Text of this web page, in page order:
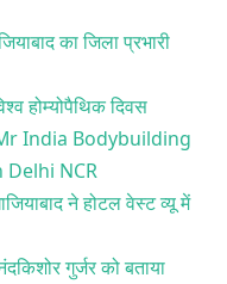
का जिला प्रभारी
होम्योपैथिक दिवस
India Bodybuilding
NCR
ने होटल वेस्ट व्यू में
गुर्जर को बताया